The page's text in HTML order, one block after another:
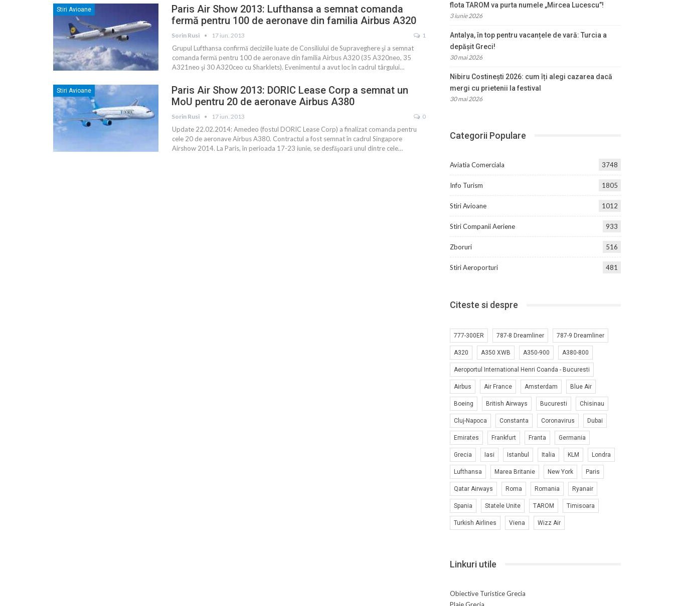
Stiri Avioane
Paris Air Show 2013: Lufthansa a semnat comanda
fermă pentru 100 de aeronave din familia Airbus A320
Sorin Rusi 17 iun. 2013 1
Grupul Lufthansa confirmă deciziile luate de Consiliului de Supraveghere şi a semnat
comanda fermă pentru 100 de aeronave din familia Airbus A320 (35 A320neo, 35
A321neo şi 30 A320ceo cu Sharklets). Evenimentul a avut loc în cadrul târgului…
Stiri Avioane
Paris Air Show 2013: DORIC Lease Corp a semnat un
MoU pentru 20 de aeronave Airbus A380
Sorin Rusi 17 iun. 2013 0
Update 22.02.2014: Amedeo (fostul DORIC Lease Corp) a finalizat comanda pentru
cele 20 de aeronave Airbus A380. Contractul a fost semnat în cadrul Singapore
Airshow 2014. La Paris, în perioada 17-23 iunie, se desfăşoară unul dintre cele…
flota TAROM va purta numele „Mircea Lucescu”!
3 iunie 2026
Antalya, în top pentru vacanțele de vară: Turcia a
depășit Greci!
30 mai 2026
Nibiru Costinești 2026: cum îți alegi cazarea dacă
mergi cu prietenii la festival
30 mai 2026
Categorii Populare
Aviatia Comerciala 3748
Info Turism 1805
Stiri Avioane 1012
Stiri Companii Aeriene 933
Zboruri 516
Stiri Aeroporturi 481
Citeste si despre
777-300ER 787-8 Dreamliner 787-9 Dreamliner
A320 A350 XWB A350-900 A380-800
Aeroportul International Henri Coanda - Bucuresti
Airbus Air France Amsterdam Blue Air
Boeing British Airways Bucuresti Chisinau
Cluj-Napoca Constanta Coronavirus Dubai
Emirates Frankfurt Franta Germania
Grecia Iasi Istanbul Italia KLM Londra
Lufthansa Marea Britanie New York Paris
Qatar Airways Roma Romania Ryanair
Spania Statele Unite TAROM Timisoara
Turkish Airlines Viena Wizz Air
Linkuri utile
Obiective Turistice Grecia
Plaje Grecia